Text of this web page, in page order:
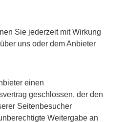
Sie jederzeit mit Wirkung
uns oder dem Anbieter
einen
geschlossen, der den
Seitenbesucher
Weitergabe an